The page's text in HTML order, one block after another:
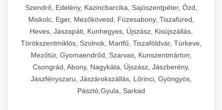
Szendrő, Edelény, Kazincbarcika, Sajószentpéter, Ózd,
Miskolc, Eger, Mezőkövesd, Füzesabony, Tiszafüred,
Heves, Jászapáti, Kunhegyes, Újszász, Kisújszállás,
Törökszentmiklós, Szolnok, Martfű, Tiszaföldvár, Túrkeve,
Mezőtúr, Gyomaendrőd, Szarvas, Kunszentmárton,
Csongrád, Abony, Nagykáta, Újszász, Jászberény,
Jászfényszaru, Jászárokszállás, Lőrinci, Gyöngyös,
Pásztó,Gyula, Sarkad